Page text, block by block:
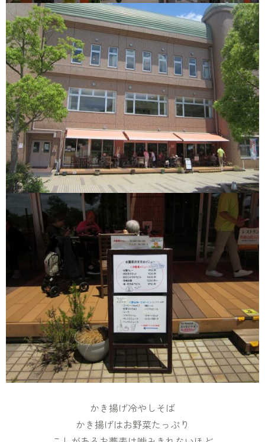
かき揚げ冷やしそば
かき揚げはお野菜たっぷり